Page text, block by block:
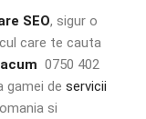
SEO, sigur o
care te cauta
0750 402
gamei de servicii
si